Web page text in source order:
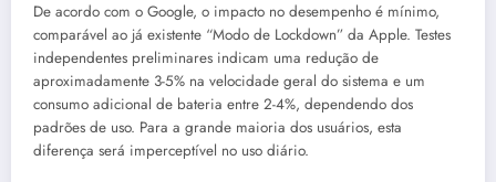
De acordo com o Google, o impacto no desempenho é mínimo,
comparável ao já existente “Modo de Lockdown” da Apple. Testes
independentes preliminares indicam uma redução de
aproximadamente 3-5% na velocidade geral do sistema e um
consumo adicional de bateria entre 2-4%, dependendo dos
padrões de uso. Para a grande maioria dos usuários, esta
diferença será imperceptível no uso diário.